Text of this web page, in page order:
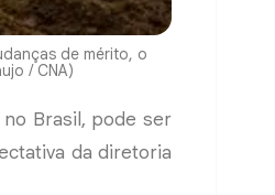
de mérito, o
/ CNA)
no Brasil, pode ser
da diretoria